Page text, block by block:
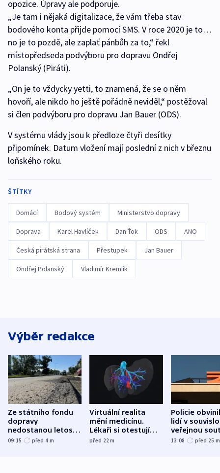
opozice. Úpravy ale podporuje.
„Je tam i nějaká digitalizace, že vám třeba stav
bodového konta přijde pomocí SMS. V roce 2020 je to…
no je to pozdě, ale zaplať pánbůh za to,“ řekl
místopředseda podvýboru pro dopravu Ondřej
Polanský (Piráti).
„On je to vždycky yetti, to znamená, že se o něm
hovoří, ale nikdo ho ještě pořádně neviděl,“ postěžoval
si člen podvýboru pro dopravu Jan Bauer (ODS).
V systému vlády jsou k předloze čtyři desítky
připomínek. Datum vložení mají poslední z nich v březnu
loňského roku.
ŠTÍTKY
Domácí Bodový systém Ministerstvo dopravy
Doprava Karel Havlíček Dan Ťok ODS ANO
Česká pirátská strana Přestupek Jan Bauer
Ondřej Polanský Vladimír Kremlík
Výběr redakce
Ze státního fondu
dopravy
nedostanou letos
kraje na silnice ani
09:15 před 4 m
Virtuální realita
mění medicínu.
Lékaři si otestují
každý řez, říká
před 22m
Policie
lidí v
veřejnou
Správy
13:08 před 25 m